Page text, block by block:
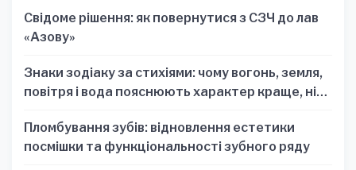
Свідоме рішення: як повернутися з СЗЧ до лав
«Азову»
Знаки зодіаку за стихіями: чому вогонь, земля,
повітря і вода пояснюють характер краще, ніж
Пломбування зубів: відновлення естетики
посмішки та функціональності зубного ряду